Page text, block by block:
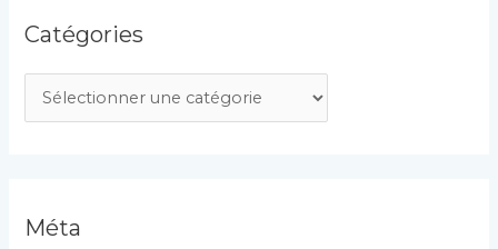
Catégories
a
gMéta